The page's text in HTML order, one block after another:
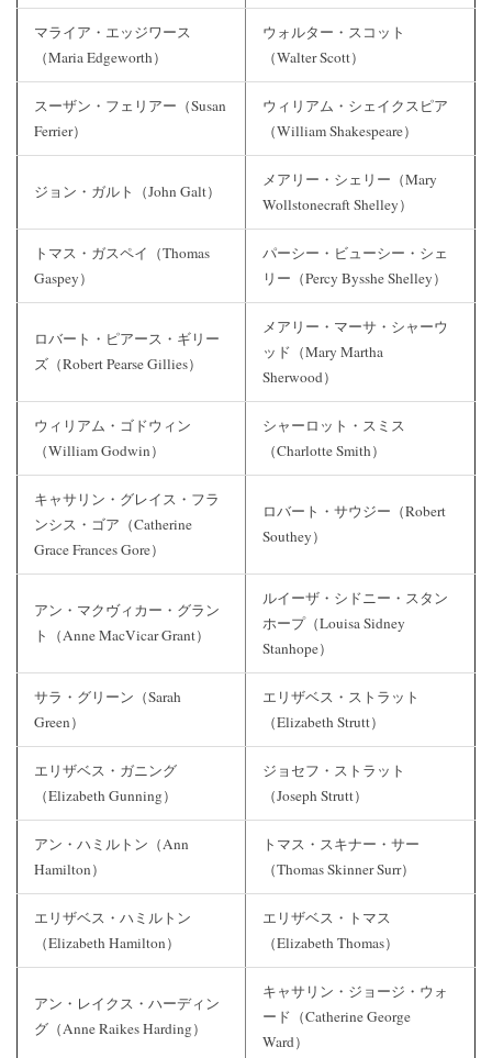
マライア・エッジワース
（Maria Edgeworth）
ウォルター・スコット
（Walter Scott）
スーザン・フェリアー（Susan
Ferrier）
ウィリアム・シェイクスピア
（William Shakespeare）
ジョン・ガルト（John Galt）
メアリー・シェリー（Mary
Wollstonecraft Shelley）
トマス・ガスペイ（Thomas
Gaspey）
パーシー・ビューシー・シェ
リー（Percy Bysshe Shelley）
ロバート・ピアース・ギリー
ズ（Robert Pearse Gillies）
メアリー・マーサ・シャーウ
ッド（Mary Martha
Sherwood）
ウィリアム・ゴドウィン
（William Godwin）
シャーロット・スミス
（Charlotte Smith）
キャサリン・グレイス・フラ
ンシス・ゴア（Catherine
Grace Frances Gore）
ロバート・サウジー（Robert
Southey）
アン・マクヴィカー・グラン
ト（Anne MacVicar Grant）
ルイーザ・シドニー・スタン
ホープ（Louisa Sidney
Stanhope）
サラ・グリーン（Sarah
Green）
エリザベス・ストラット
（Elizabeth Strutt）
エリザベス・ガニング
（Elizabeth Gunning）
ジョセフ・ストラット
（Joseph Strutt）
アン・ハミルトン（Ann
Hamilton）
トマス・スキナー・サー
（Thomas Skinner Surr）
エリザベス・ハミルトン
（Elizabeth Hamilton）
エリザベス・トマス
（Elizabeth Thomas）
アン・レイクス・ハーディン
グ（Anne Raikes Harding）
キャサリン・ジョージ・ウォ
ード（Catherine George
Ward）